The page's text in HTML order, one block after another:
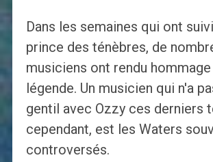
Dans les semaines qui ont
prince des ténèbres, de
musiciens ont rendu hommage
légende. Un musicien qui n'a
gentil avec Ozzy ces derniers
cependant, est les Waters
controversés.